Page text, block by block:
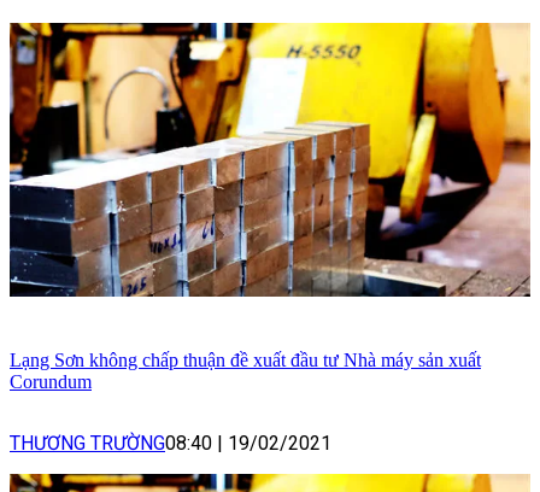
Lạng Sơn không chấp thuận đề xuất đầu tư Nhà máy sản xuất
Corundum
THƯƠNG TRƯỜNG08:40 | 19/02/2021